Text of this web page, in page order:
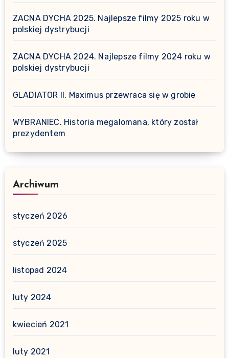
ZACNA DYCHA 2025. Najlepsze filmy 2025 roku w
polskiej dystrybucji
ZACNA DYCHA 2024. Najlepsze filmy 2024 roku w
polskiej dystrybucji
GLADIATOR II. Maximus przewraca się w grobie
WYBRANIEC. Historia megalomana, który został
prezydentem
Archiwum
styczeń 2026
styczeń 2025
listopad 2024
luty 2024
kwiecień 2021
luty 2021